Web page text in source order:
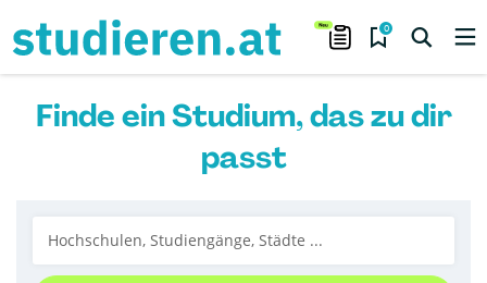
0
Finde ein Studium, das zu dir
passt